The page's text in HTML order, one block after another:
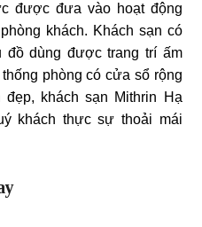
được đưa vào hoạt động
khách. Khách sạn có
đồ dùng được trang trí ấm
phòng có cửa sổ rộng
khách sạn Mithrin Hạ
khách thực sự thoải mái